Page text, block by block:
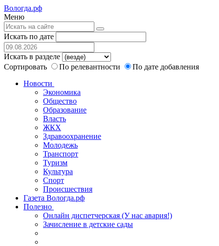
Вологда.рф
Меню
Искать по дате
Искать в разделе
Сортировать
По релевантности
По дате добавления
Новости
Экономика
Общество
Образование
Власть
ЖКХ
Здравоохранение
Молодежь
Транспорт
Туризм
Культура
Спорт
Происшествия
Газета Вологда.рф
Полезно
Онлайн диспетчерская (У нас авария!)
Зачисление в детские сады